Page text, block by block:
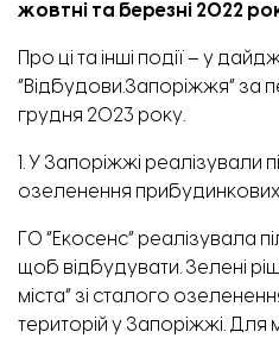
жовтні та березні 2022
Про ці та інші події – у
“Відбудови.Запоріжжя” за
грудня 2023 року.
1. У Запоріжжі реалізували
озеленення прибудинкових
ГО “Екосенс” реалізувала
щоб відбудувати. Зелені
міста” зі сталого
територій у Запоріжжі. Для